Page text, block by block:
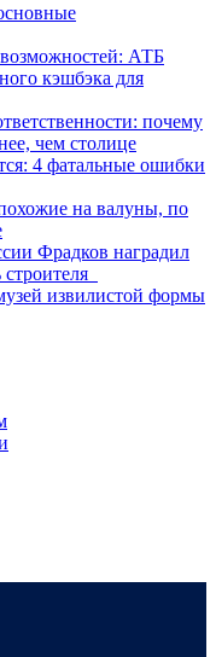
АТБ
кэшбэка для
почему
чем столице
4 фатальные ошибки
на валуны, по
Фрадков наградил
извилистой формы